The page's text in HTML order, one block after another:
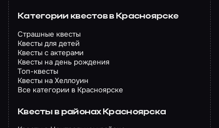
Категории квестов в Красноярске
Страшные квесты
Квесты для детей
Квесты с актерами
Квесты на день рождения
Топ-квесты
Квесты на Хеллоуин
Все категории в Красноярске
Квесты в районах Красноярска